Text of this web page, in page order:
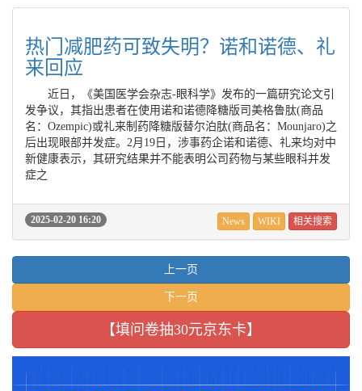
热门减肥药可致失明？诺和诺德、礼
来回应
近日，《美国医学会杂志-眼科学》发布的一篇研究论文引
发争议，其指出患者在使用诺和诺德降糖版司美格鲁肽(商品
名：Ozempic)或礼来制药降糖版替尔泊肽(商品名：Mounjaro)之
后出现眼部并发症。2月19日，涉事药企诺和诺德、礼来均对中
新健康表示，其研究结果并不能表明公司药物与某些眼科并发
症之
2025-02-20 16:20 News WIKI 相关搜索
上一页
下一页
【填问卷抽30元京东卡】